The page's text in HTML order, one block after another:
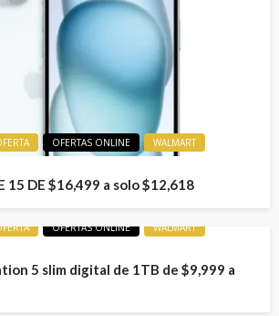
OFERTAS ONLINE WALMART
15 DE $16,499 a solo $12,618
OFERTAS ONLINE WALMART
5 slim digital de 1TB de $9,999 a